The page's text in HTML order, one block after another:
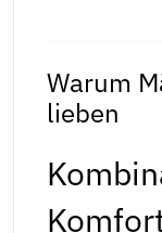
Warum
lieben